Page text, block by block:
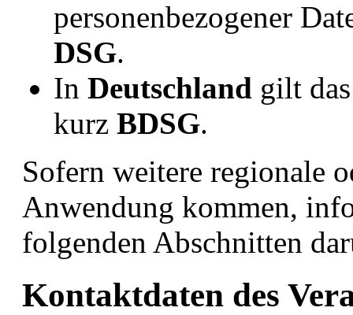
personenbezogener
DSG.
In Deutschland gilt
kurz BDSG.
Sofern weitere regionale
Anwendung kommen,
folgenden Abschnitten
Kontaktdaten des